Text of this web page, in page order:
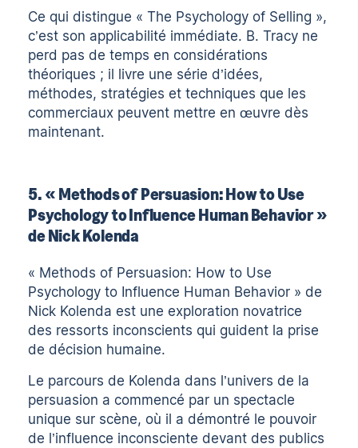
Ce qui distingue « The Psychology of Selling »,
c’est son applicabilité immédiate. B. Tracy ne
perd pas de temps en considérations
théoriques ; il livre une série d’idées,
méthodes, stratégies et techniques que les
commerciaux peuvent mettre en œuvre dès
maintenant.
5. « Methods of Persuasion: How to Use
Psychology to Influence Human Behavior »
de Nick Kolenda
« Methods of Persuasion: How to Use
Psychology to Influence Human Behavior » de
Nick Kolenda est une exploration novatrice
des ressorts inconscients qui guident la prise
de décision humaine.
Le parcours de Kolenda dans l’univers de la
persuasion a commencé par un spectacle
unique sur scène, où il a démontré le pouvoir
de l’influence inconsciente devant des publics